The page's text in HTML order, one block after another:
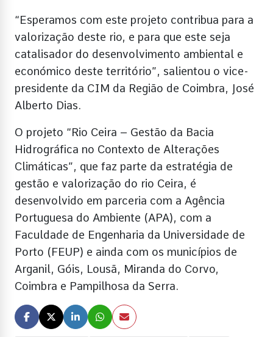
“Esperamos com este projeto contribua para a
valorização deste rio, e para que este seja
catalisador do desenvolvimento ambiental e
económico deste território”, salientou o vice-
presidente da CIM da Região de Coimbra, José
Alberto Dias.
O projeto “Rio Ceira – Gestão da Bacia
Hidrográfica no Contexto de Alterações
Climáticas”, que faz parte da estratégia de
gestão e valorização do rio Ceira, é
desenvolvido em parceria com a Agência
Portuguesa do Ambiente (APA), com a
Faculdade de Engenharia da Universidade de
Porto (FEUP) e ainda com os municípios de
Arganil, Góis, Lousã, Miranda do Corvo,
Coimbra e Pampilhosa da Serra.